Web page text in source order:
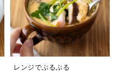
レンジでぷるぷる